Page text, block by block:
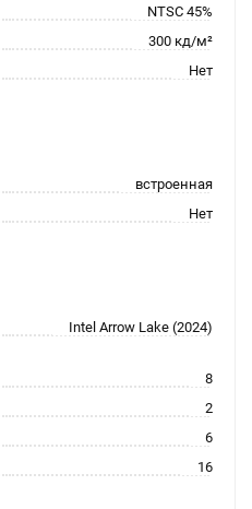
NTSC 45%
300 кд/м²
Нет
встроенная
Нет
Intel Arrow Lake (2024)
8
2
6
16